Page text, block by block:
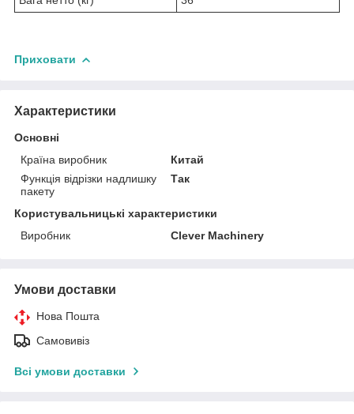
Приховати
Характеристики
Основні
Країна виробник
Китай
Функція відрізки надлишку
пакету
Так
Користувальницькі характеристики
Виробник
Clever Machinery
Умови доставки
Нова Пошта
Самовивіз
Всі умови доставки